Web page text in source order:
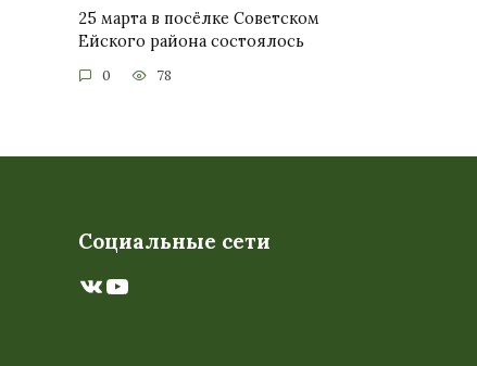
25 марта в посёлке Советском
Ейского района состоялось
0 78
Социальные сети
ВКонтакте
YouTube